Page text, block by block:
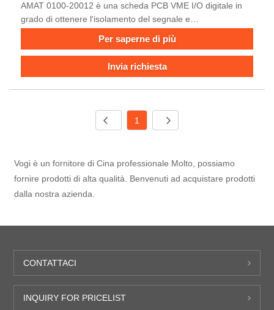
AMAT 0100-20012 è una scheda PCB VME I/O digitale in
grado di ottenere l'isolamento del segnale e
dati stabile in ambienti ad alto rumore.
Per saperne di più
Invia richiesta
1
Vogi è un fornitore di Cina professionale Molto, possiamo
fornire prodotti di alta qualità. Benvenuti ad acquistare prodotti
dalla nostra azienda.
CONTATTACI
INQUIRY FOR PRICELIST